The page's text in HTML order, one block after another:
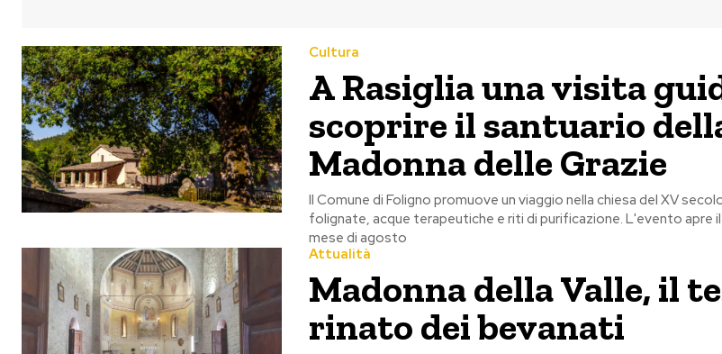
Cultura
A Rasiglia una visita
scoprire il santuario
Madonna delle Grazie
Il Comune di Foligno promuove un viaggio nella chiesa del XV
folignate, acque terapeutiche e riti di purificazione. L'evento apre
mese di agosto
Attualità
Madonna della Valle, il
rinato dei bevanati